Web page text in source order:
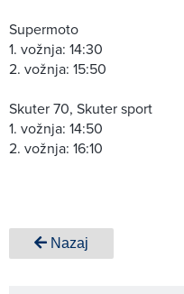
Supermoto
1. vožnja: 14:30
2. vožnja: 15:50
Skuter 70, Skuter sport
1. vožnja: 14:50
2. vožnja: 16:10
Nazaj